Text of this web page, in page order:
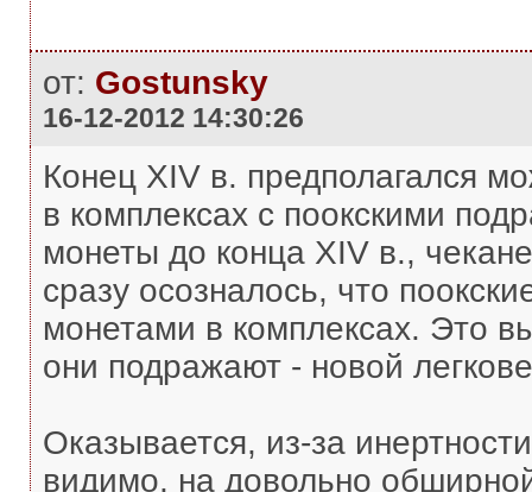
от: Gostunsky
16-12-2012 14:30:26
Конец XIV в. предполагался
в комплексах с поокскими
монеты до конца XIV в.,
сразу осозналось, что
монетами в комплексах. Это
они подражают - новой
Оказывается, из-за
видимо, на довольно